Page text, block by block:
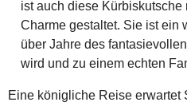
ist auch diese
Charme gestaltet. Sie ist ein
über Jahre des
wird und zu einem echten
Eine königliche Reise erwartet